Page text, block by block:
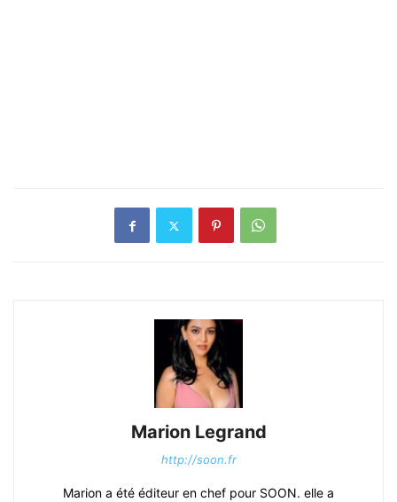
Marion Legrand
http://soon.fr
Marion a été éditeur en chef pour SOON. elle a